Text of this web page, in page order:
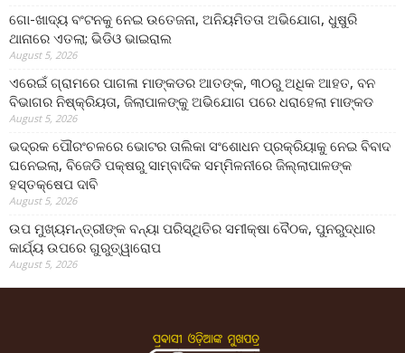
ଗୋ-ଖାଦ୍ୟ ବଂଟନକୁ ନେଇ ଉତେଜନା, ଅନିୟମିତତା ଅଭିଯୋଗ, ଧୁଷୁରି
ଥାନାରେ ଏତଲା; ଭିଡିଓ ଭାଇରାଲ
August 5, 2026
ଏରେଇଁ ଗ୍ରାମରେ ପାଗଳା ମାଙ୍କଡର ଆତଙ୍କ, ୩୦ରୁ ଅଧିକ ଆହତ, ବନ
ବିଭାଗର ନିଷ୍କ୍ରିୟତା, ଜିଲାପାଳଙ୍କୁ ଅଭିଯୋଗ ପରେ ଧରାହେଲା ମାଙ୍କଡ
August 5, 2026
ଭଦ୍ରକ ପୌରଂଚଳରେ ଭୋଟର ତାଲିକା ସଂଶୋଧନ ପ୍ରକ୍ରିୟାକୁ ନେଇ ବିବାଦ
ଘନେଇଲା, ବିଜେଡି ପକ୍ଷରୁ ସାମ୍ବାଦିକ ସମ୍ମିଳନୀରେ ଜିଲ୍ଲାପାଳଙ୍କ
ହସ୍ତକ୍ଷେପ ଦାବି
August 5, 2026
ଉପ ମୁଖ୍ୟମନ୍ତ୍ରୀଙ୍କ ବନ୍ୟା ପରିସ୍ଥିତିର ସମୀକ୍ଷା ବୈଠକ, ପୁନରୁଦ୍ଧାର
କାର୍ଯ୍ୟ ଉପରେ ଗୁରୁତ୍ୱାରୋପ
August 5, 2026